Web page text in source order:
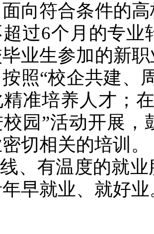
向符合条件的
过6个月的专业
业生参加的新
照“校企共建、
准培养人才；
园”活动开展，
切相关的培训。
、有温度的就
早就业、就好业